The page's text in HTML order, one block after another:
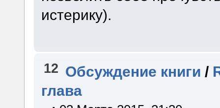
истерику).
12 Обсуждение книги /
глава